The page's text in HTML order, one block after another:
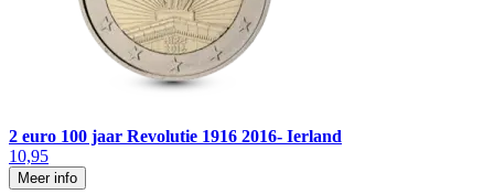
2 euro 100 jaar Revolutie 1916 2016- Ierland
10,95
Meer info